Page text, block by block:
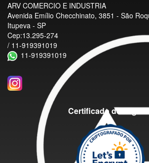
ARV COMERCIO E INDUSTRIA
Avenida Emílio Checchinato, 3851 - São
Itupeva - SP
Cep:13.295-274
/ 11-919391019
11-919391019
Certificado de